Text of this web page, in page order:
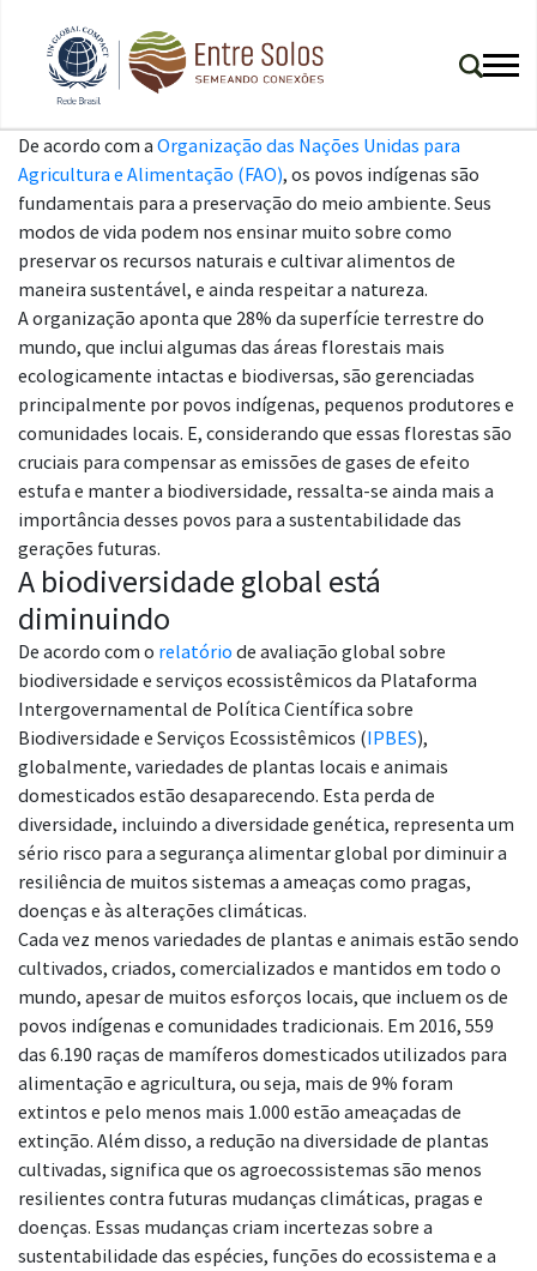
De acordo com a Organização das Nações Unidas para
Agricultura e Alimentação (FAO), os povos indígenas são
fundamentais para a preservação do meio ambiente. Seus
modos de vida podem nos ensinar muito sobre como
preservar os recursos naturais e cultivar alimentos de
maneira sustentável, e ainda respeitar a natureza.
A organização aponta que 28% da superfície terrestre do
mundo, que inclui algumas das áreas florestais mais
ecologicamente intactas e biodiversas, são gerenciadas
principalmente por povos indígenas, pequenos produtores e
comunidades locais. E, considerando que essas florestas são
cruciais para compensar as emissões de gases de efeito
estufa e manter a biodiversidade, ressalta-se ainda mais a
importância desses povos para a sustentabilidade das
gerações futuras.
A biodiversidade global está
diminuindo
De acordo com o relatório de avaliação global sobre
biodiversidade e serviços ecossistêmicos da Plataforma
Intergovernamental de Política Científica sobre
Biodiversidade e Serviços Ecossistêmicos (IPBES),
globalmente, variedades de plantas locais e animais
domesticados estão desaparecendo. Esta perda de
diversidade, incluindo a diversidade genética, representa um
sério risco para a segurança alimentar global por diminuir a
resiliência de muitos sistemas a ameaças como pragas,
doenças e às alterações climáticas.
Cada vez menos variedades de plantas e animais estão sendo
cultivados, criados, comercializados e mantidos em todo o
mundo, apesar de muitos esforços locais, que incluem os de
povos indígenas e comunidades tradicionais. Em 2016, 559
das 6.190 raças de mamíferos domesticados utilizados para
alimentação e agricultura, ou seja, mais de 9% foram
extintos e pelo menos mais 1.000 estão ameaçadas de
extinção. Além disso, a redução na diversidade de plantas
cultivadas, significa que os agroecossistemas são menos
resilientes contra futuras mudanças climáticas, pragas e
doenças. Essas mudanças criam incertezas sobre a
sustentabilidade das espécies, funções do ecossistema e a